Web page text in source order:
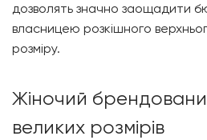
дозволять значно заощадити
власницею розкішного
розміру.
Жіночий
великих розмірів